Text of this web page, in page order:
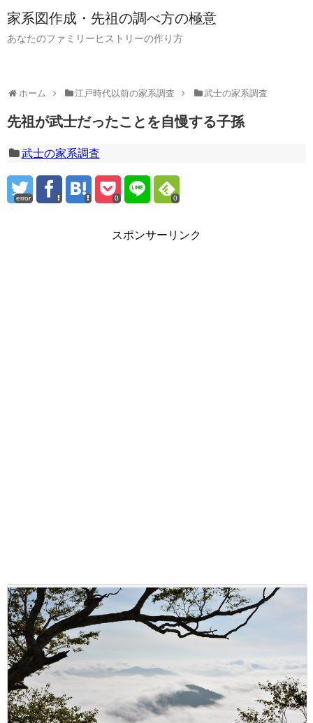
家系図作成・先祖の調べ方の極意
あなたのファミリーヒストリーの作り方
ホーム 江戸時代以前の家系調査 武士の家系調査
先祖が武士だったことを自慢する子孫
武士の家系調査
error 0 0
スポンサーリンク